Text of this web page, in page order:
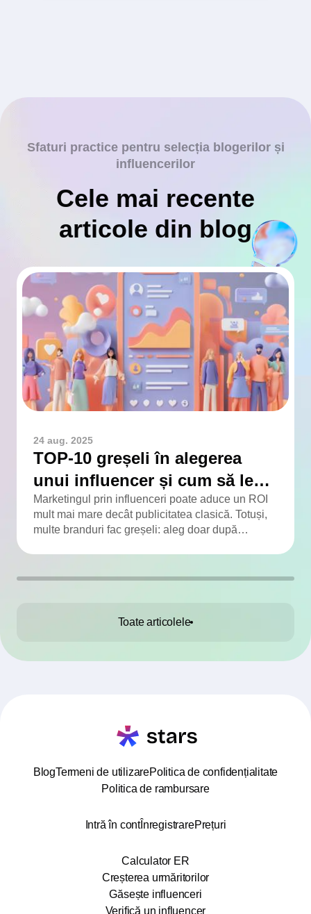
Sfaturi practice pentru selecția blogerilor și
influencerilor
Cele mai recente
articole din blog
24 aug. 2025
TOP-10 greșeli în alegerea
unui influencer și cum să le
eviți
Marketingul prin influenceri poate aduce un ROI
mult mai mare decât publicitatea clasică. Totuși,
multe branduri fac greșeli: aleg doar după
adunat TOP-10 greșeli frecvente și soluțiile
Toate articolele
BlogTermeni de utilizarePolitica de confidențialitate
Politica de rambursare
Intră în contÎnregistrarePrețuri
Calculator ER
Creșterea urmăritorilor
Găsește influenceri
Verifică un influencer